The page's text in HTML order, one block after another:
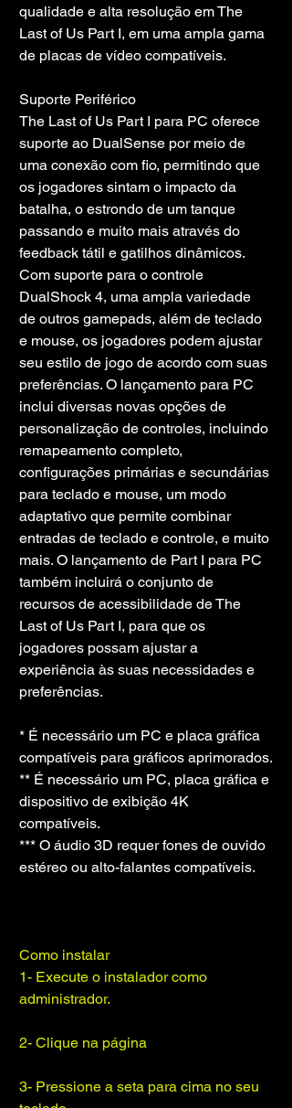
qualidade e alta resolução em The
Last of Us Part I, em uma ampla gama
de placas de vídeo compatíveis.
Suporte Periférico
The Last of Us Part I para PC oferece
suporte ao DualSense por meio de
uma conexão com fio, permitindo que
os jogadores sintam o impacto da
batalha, o estrondo de um tanque
passando e muito mais através do
feedback tátil e gatilhos dinâmicos.
Com suporte para o controle
DualShock 4, uma ampla variedade
de outros gamepads, além de teclado
e mouse, os jogadores podem ajustar
seu estilo de jogo de acordo com suas
preferências. O lançamento para PC
inclui diversas novas opções de
personalização de controles, incluindo
remapeamento completo,
configurações primárias e secundárias
para teclado e mouse, um modo
adaptativo que permite combinar
entradas de teclado e controle, e muito
mais. O lançamento de Part I para PC
também incluirá o conjunto de
recursos de acessibilidade de The
Last of Us Part I, para que os
jogadores possam ajustar a
experiência às suas necessidades e
preferências.
* É necessário um PC e placa gráfica
compatíveis para gráficos aprimorados.
** É necessário um PC, placa gráfica e
dispositivo de exibição 4K
compatíveis.
*** O áudio 3D requer fones de ouvido
estéreo ou alto-falantes compatíveis.
Como instalar
1- Execute o instalador como
administrador.
2- Clique na página
3- Pressione a seta para cima no seu